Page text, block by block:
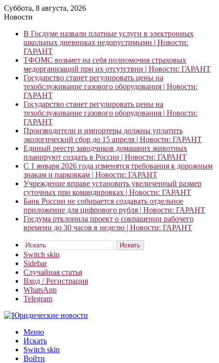
Суббота, 8 августа, 2026
Новости
В Госдуме назвали платные услуги в электронных
школьных дневниках недопустимыми | Новости:
ГАРАНТ
ТФОМС возьмет на себя полномочия страховых
медорганизаций при их отсутствии | Новости: ГАРАНТ
Государство станет регулировать цены на
техобслуживание газового оборудования | Новости:
ГАРАНТ
Государство станет регулировать цены на
техобслуживание газового оборудования | Новости:
ГАРАНТ
Производители и импортеры должны уплатить
экологический сбор до 15 апреля | Новости: ГАРАНТ
Единый реестр заводчиков домашних животных
планируют создать в России | Новости: ГАРАНТ
С 1 января 2026 года изменятся требования к дорожным
знакам и парковкам | Новости: ГАРАНТ
Учреждение вправе установить увеличенный размер
суточных при командировках | Новости: ГАРАНТ
Банк России не собирается создавать отдельное
приложение для цифрового рубля | Новости: ГАРАНТ
Госдума отклонила проект о сокращении рабочего
времени до 30 часов в неделю | Новости: ГАРАНТ
Искать
Switch skin
Sidebar
Случайная статья
Вход / Регистрация
WhatsApp
Telegram
Меню
Искать
Switch skin
Войти